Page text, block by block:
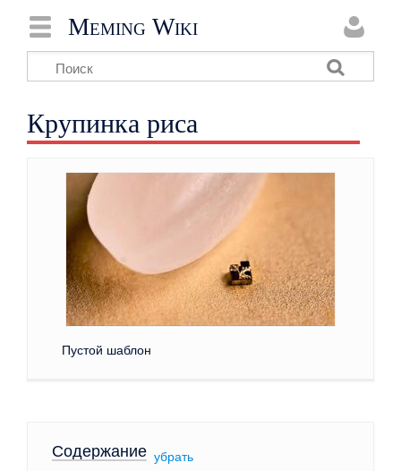
Meming Wiki
Крупинка риса
Пустой шаблон
Содержание[ убрать]